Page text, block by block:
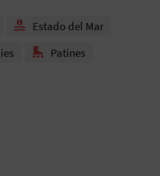
Estado del Mar
Patines